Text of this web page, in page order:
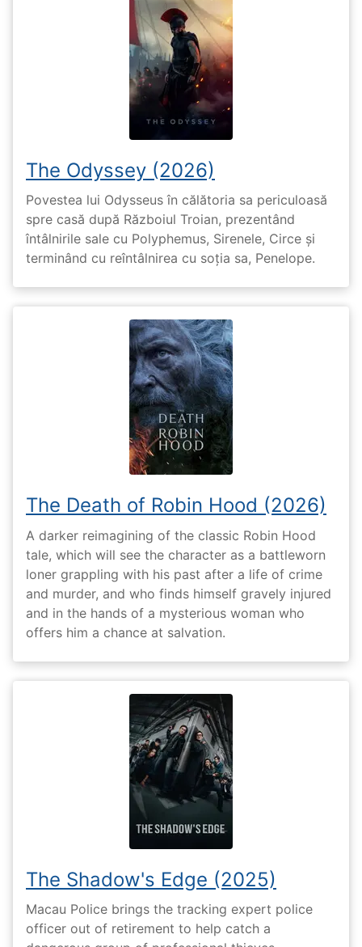
The Odyssey (2026)
Povestea lui Odysseus în călătoria sa periculoasă
spre casă după Războiul Troian, prezentând
întâlnirile sale cu Polyphemus, Sirenele, Circe și
terminând cu reîntâlnirea cu soția sa, Penelope.
The Death of Robin Hood (2026)
A darker reimagining of the classic Robin Hood
tale, which will see the character as a battleworn
loner grappling with his past after a life of crime
and murder, and who finds himself gravely injured
and in the hands of a mysterious woman who
offers him a chance at salvation.
The Shadow's Edge (2025)
Macau Police brings the tracking expert police
officer out of retirement to help catch a